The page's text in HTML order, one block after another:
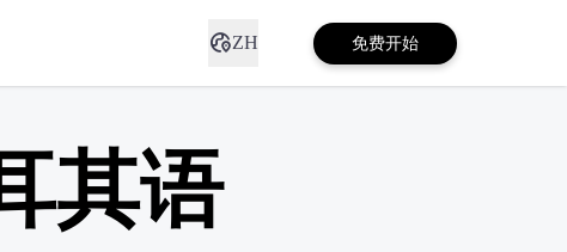
ZH 免费开始
其语